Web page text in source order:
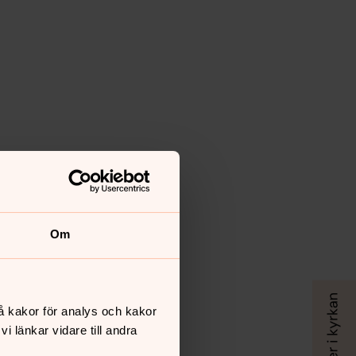
Om
kakor för analys och kakor
länkar vidare till andra